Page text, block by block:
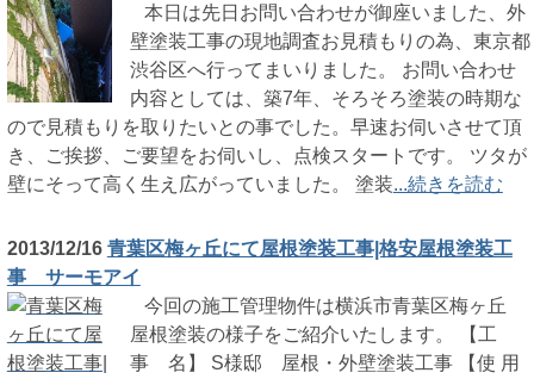
本日は先日お問い合わせが御座いました、外
壁塗装工事の現地調査お見積もりの為、東京都
渋谷区へ行ってまいりました。 お問い合わせ
内容としては、築7年、そろそろ塗装の時期な
ので見積もりを取りたいとの事でした。早速お伺いさせて頂
き、ご挨拶、ご要望をお伺いし、点検スタートです。 ツタが
壁にそって高く生え広がっていました。 塗装...続きを読む
2013/12/16 青葉区梅ヶ丘にて屋根塗装工事|格安屋根塗装工
事 サーモアイ
今回の施工管理物件は横浜市青葉区梅ヶ丘
屋根塗装の様子をご紹介いたします。 【工
事 名】 S様邸 屋根・外壁塗装工事 【使 用